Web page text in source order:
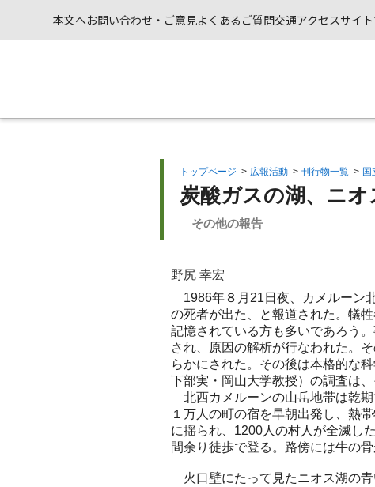
本文へお問い合わせ・ご意見よくあるご質問交通アクセスサイ
トップページ > 広報活動 > 刊行物一覧 > 国
炭酸ガスの湖、ニオ
その他の報告
野尻 幸宏
1986年８月21日夜、カメルーン
の死者が出た、と報道された。犠
記憶されている方も多いであろう
され、原因の解析が行なわれた。
らかにされた。その後は本格的な
下部実・岡山大学教授）の調査は
北西カメルーンの山岳地帯は乾
１万人の町の宿を早朝出発し、熱
に揺られ、1200人の村人が全滅し
間余り徒歩で登る。路傍には牛の
火口壁にたって見たニオス湖の